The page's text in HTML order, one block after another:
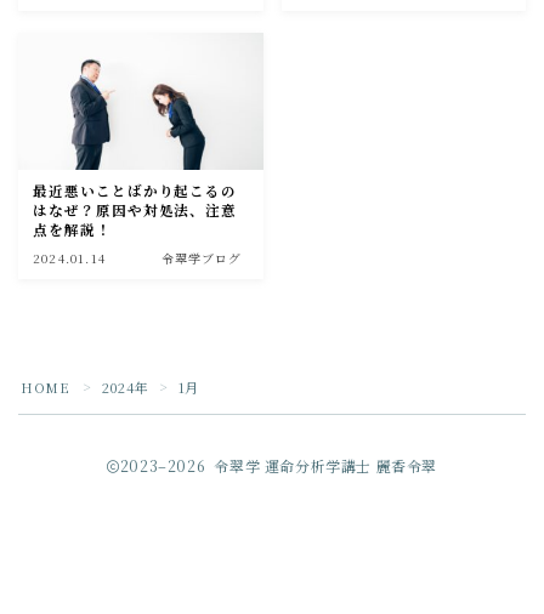
運営者情報
最近悪いことばかり起こるの
はなぜ？原因や対処法、注意
点を解説！
2024.01.14 令翠学ブログ
HOME ＞ 2024年 ＞ 1月
2023–2026 令翠学 運命分析学講士 麗香令翠